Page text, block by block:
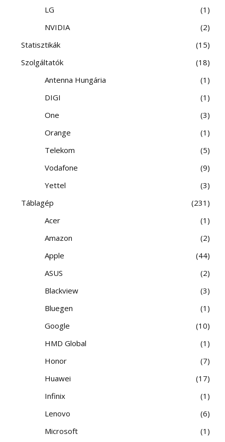
LG
1
NVIDIA
2
Statisztikák
15
Szolgáltatók
18
Antenna Hungária
1
DIGI
1
One
3
Orange
1
Telekom
5
Vodafone
9
Yettel
3
Táblagép
231
Acer
1
Amazon
2
Apple
44
ASUS
2
Blackview
3
Bluegen
1
Google
10
HMD Global
1
Honor
7
Huawei
17
Infinix
1
Lenovo
6
Microsoft
1